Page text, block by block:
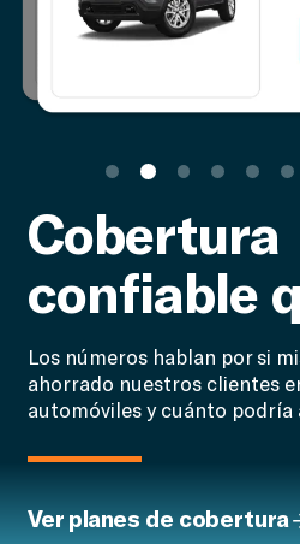
Cobertura
confiable
Los números hablan por si
ahorrado nuestros clientes
automóviles y cuánto
Ver planes de cobertura